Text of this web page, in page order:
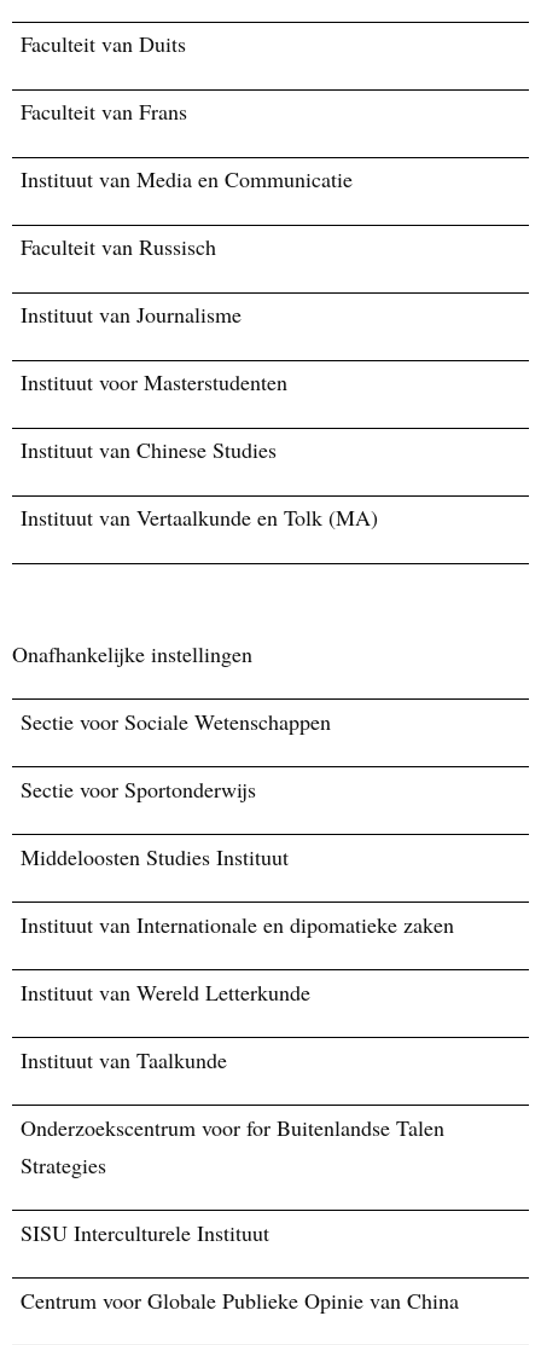
Faculteit van Duits
Faculteit van Frans
Instituut van Media en Communicatie
Faculteit van Russisch
Instituut van Journalisme
Instituut voor Masterstudenten
Instituut van Chinese Studies
Instituut van Vertaalkunde en Tolk (MA)
Onafhankelijke instellingen
Sectie voor Sociale Wetenschappen
Sectie voor Sportonderwijs
Middeloosten Studies Instituut
Instituut van Internationale en dipomatieke zaken
Instituut van Wereld Letterkunde
Instituut van Taalkunde
Onderzoekscentrum voor for Buitenlandse Talen
Strategies
SISU Interculturele Instituut
Centrum voor Globale Publieke Opinie van China